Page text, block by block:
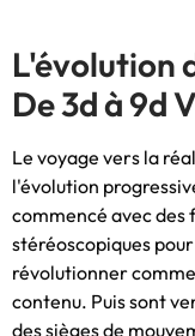
L'évolution
De 3d à 9d
Le voyage vers la
l'évolution
commencé avec des
stéréoscopiques
révolutionner
contenu. Puis sont
des sièges de